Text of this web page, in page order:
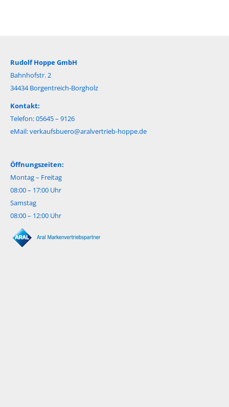
Rudolf Hoppe GmbH
Bahnhofstr. 2
34434 Borgentreich-Borgholz
Kontakt:
Telefon: 05645 – 9126
eMail:verkaufsbuero@aralvertrieb-hoppe.de
Öffnungszeiten:
Montag – Freitag
08:00 – 17:00 Uhr
Samstag
08:00 – 12:00 Uhr